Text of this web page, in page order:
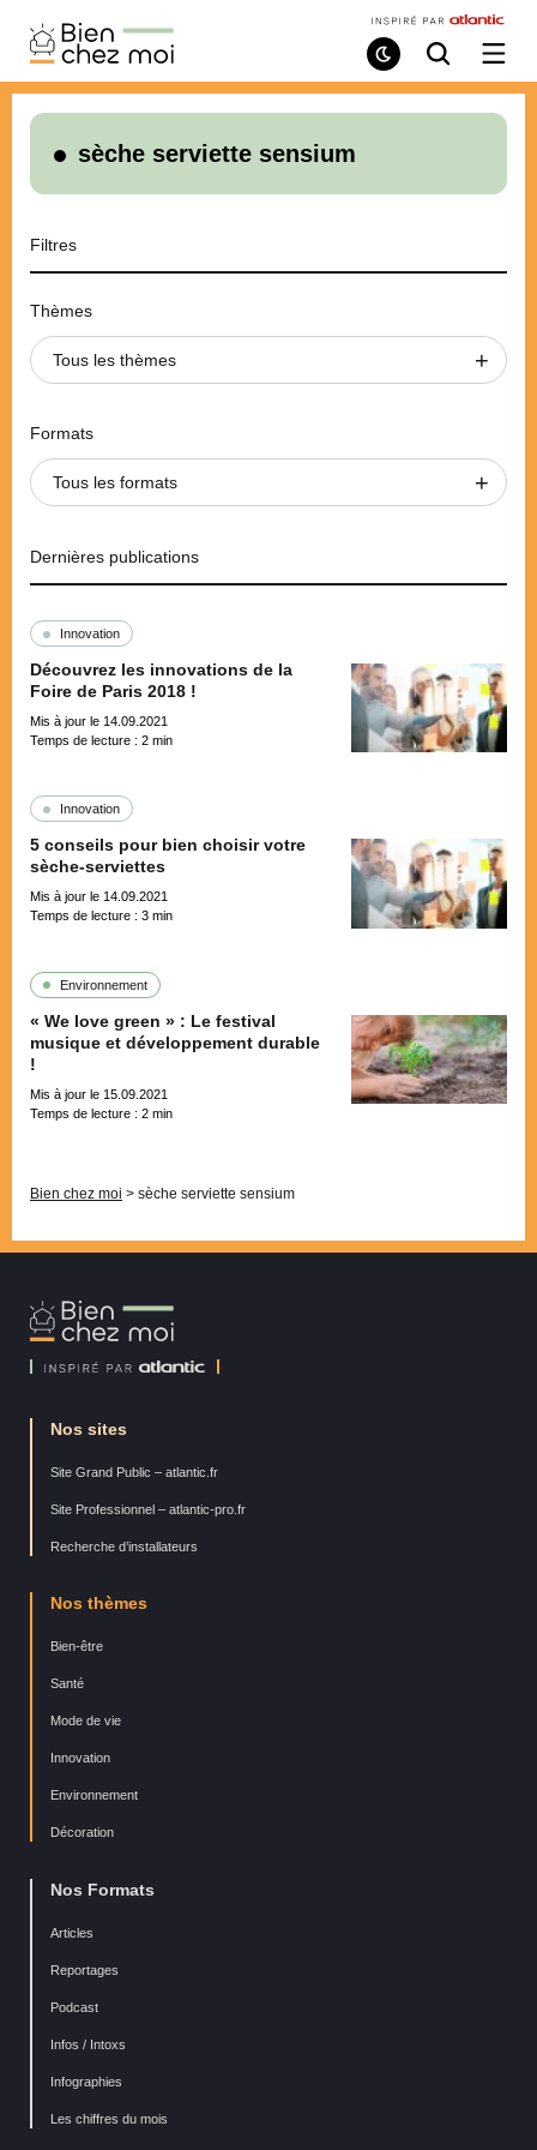
Bien
Chez
Moi
Mode
de
Recherche
/
le
sèche serviette sensium
Filtres
Thèmes
Tous les thèmes
Formats
Tous les formats
Dernières publications
Innovation
Découvrez les innovations de la
Foire de Paris 2018 !
Mis à jour le 14.09.2021
Temps de lecture : 2 min
Innovation
5 conseils pour bien choisir votre
sèche-serviettes
Mis à jour le 14.09.2021
Temps de lecture : 3 min
Environnement
« We love green » : Le festival
musique et développement durable
!
Mis à jour le 15.09.2021
Temps de lecture : 2 min
Bien chez moi > sèche serviette sensium
Bien
Chez
Nos sites
Site Grand Public – atlantic.fr
Site Professionnel – atlantic-pro.fr
Recherche d’installateurs
Nos thèmes
Bien-être
Santé
Mode de vie
Innovation
Environnement
Décoration
Nos Formats
Articles
Reportages
Podcast
Infos / Intoxs
Infographies
Les chiffres du mois